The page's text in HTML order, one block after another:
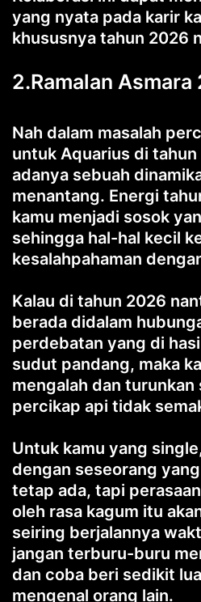
yang nyata pada karir
khususnya tahun 2026
2.Ramalan Asmara
Nah dalam masalah
untuk Aquarius di
adanya sebuah
menantang. Energi
kamu menjadi sosok
sehingga hal-hal kecil
kesalahpahaman
Kalau di tahun 2026
berada didalam
perdebatan yang di
sudut pandang, maka
mengalah dan
percikap api tidak
Untuk kamu yang
dengan seseorang
tetap ada, tapi
oleh rasa kagum itu
seiring berjalannya
jangan terburu-buru
dan coba beri sedikit
mengenal orang lain.